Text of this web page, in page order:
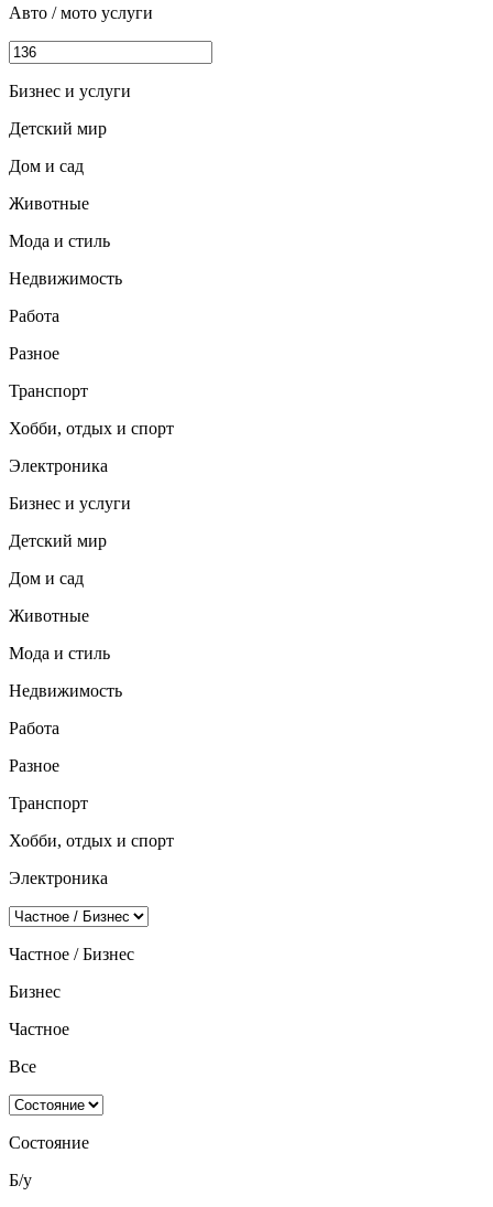
Авто / мото услуги
Бизнес и услуги
Детский мир
Дом и сад
Животные
Мода и стиль
Недвижимость
Работа
Разное
Транспорт
Хобби, отдых и спорт
Электроника
Бизнес и услуги
Детский мир
Дом и сад
Животные
Мода и стиль
Недвижимость
Работа
Разное
Транспорт
Хобби, отдых и спорт
Электроника
Частное / Бизнес
Бизнес
Частное
Все
Состояние
Б/у